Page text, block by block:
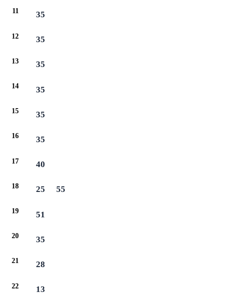
11 35
12 35
13 35
14 35
15 35
16 35
17 40
18 25 55
19 51
20 35
21 28
22 13